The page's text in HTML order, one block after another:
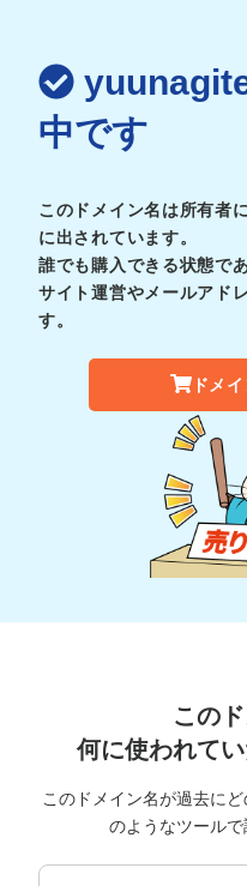
中です
このドメイン名は所有者
に出されています。
誰でも購入できる状態で
サイト運営やメールアド
す。
ドメ
この
何に使われて
このドメイン名が過去に
のようなツールで